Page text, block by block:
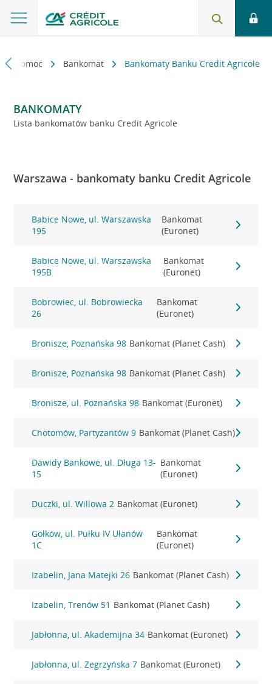
i pomoc Bankomat Bankomaty Banku Credit Agricole
BANKOMATY
Lista bankomatów banku Credit Agricole
Warszawa - bankomaty banku Credit Agricole
Babice Nowe, ul. Warszawska
195
Bankomat
(Euronet)
Babice Nowe, ul. Warszawska
195B
Bankomat
(Euronet)
Bobrowiec, ul. Bobrowiecka
26
Bankomat
(Euronet)
Bronisze, Poznańska 98 Bankomat (Planet Cash)
Bronisze, Poznańska 98 Bankomat (Planet Cash)
Bronisze, ul. Poznańska 98 Bankomat (Euronet)
Chotomów, Partyzantów 9 Bankomat (Planet Cash)
Dawidy Bankowe, ul. Długa 13-
15
Bankomat
(Euronet)
Duczki, ul. Willowa 2 Bankomat (Euronet)
Gołków, ul. Pułku IV Ułanów
1C
Bankomat
(Euronet)
Izabelin, Jana Matejki 26 Bankomat (Planet Cash)
Izabelin, Trenów 51 Bankomat (Planet Cash)
Jabłonna, ul. Akademijna 34 Bankomat (Euronet)
Jabłonna, ul. Zegrzyńska 7 Bankomat (Euronet)